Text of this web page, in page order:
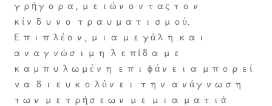
γρήγορα, μειώνοντας τον
κίνδυνο τραυματισμού.
Επιπλέον, μια μεγάλη και
αναγνώσιμη λεπίδα με
καμπυλωμένη επιφάνεια μπορεί
να διευκολύνει την ανάγνωση
των μετρήσεων με μια ματιά